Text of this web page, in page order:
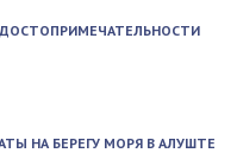
НА БЕРЕГУ МОРЯ В АЛУШТЕ